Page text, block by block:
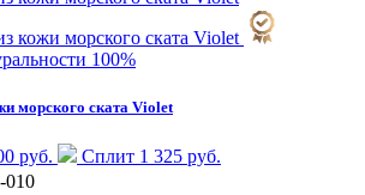
100%
морского ската Violet
руб.
Сплит 1 325 руб.
010